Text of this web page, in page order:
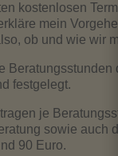
kostenlosen
mein
ob und wie wir
Beratungsstunden
festgelegt.
je
sowie auch
90 Euro.